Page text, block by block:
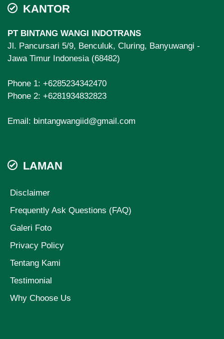
KANTOR
PT BINTANG WANGI INDOTRANS
Jl. Pancursari 5/9, Benculuk, Cluring, Banyuwangi -
Jawa Timur Indonesia (68482)
Phone 1: +6285234342470
Phone 2: +6281934832823
Email: bintangwangiid@gmail.com
LAMAN
Disclaimer
Frequently Ask Questions (FAQ)
Galeri Foto
Privacy Policy
Tentang Kami
Testimonial
Why Choose Us